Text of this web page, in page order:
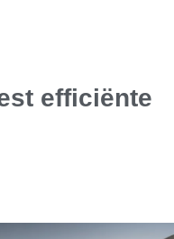
efficiënte